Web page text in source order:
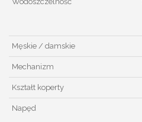
Męskie / damskie
Mechanizm
Kształt koperty
Napęd